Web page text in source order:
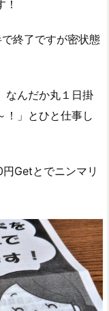
終了ですが密状態
なんだか丸１日掛
！」とひと仕事し
Getとでニンマリ